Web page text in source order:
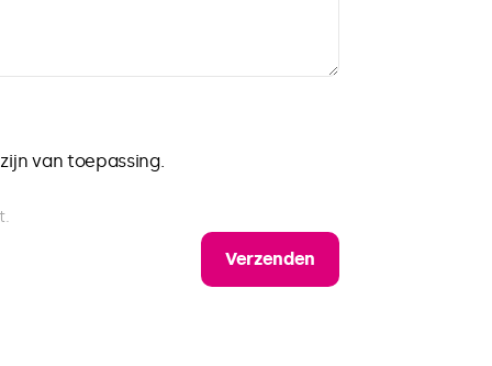
zijn van toepassing.
Verzenden